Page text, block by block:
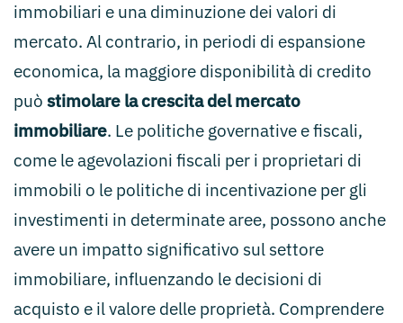
immobiliari e una diminuzione dei valori di
mercato. Al contrario, in periodi di espansione
economica, la maggiore disponibilità di credito
può stimolare la crescita del mercato
immobiliare. Le politiche governative e fiscali,
come le agevolazioni fiscali per i proprietari di
immobili o le politiche di incentivazione per gli
investimenti in determinate aree, possono anche
avere un impatto significativo sul settore
immobiliare, influenzando le decisioni di
acquisto e il valore delle proprietà. Comprendere